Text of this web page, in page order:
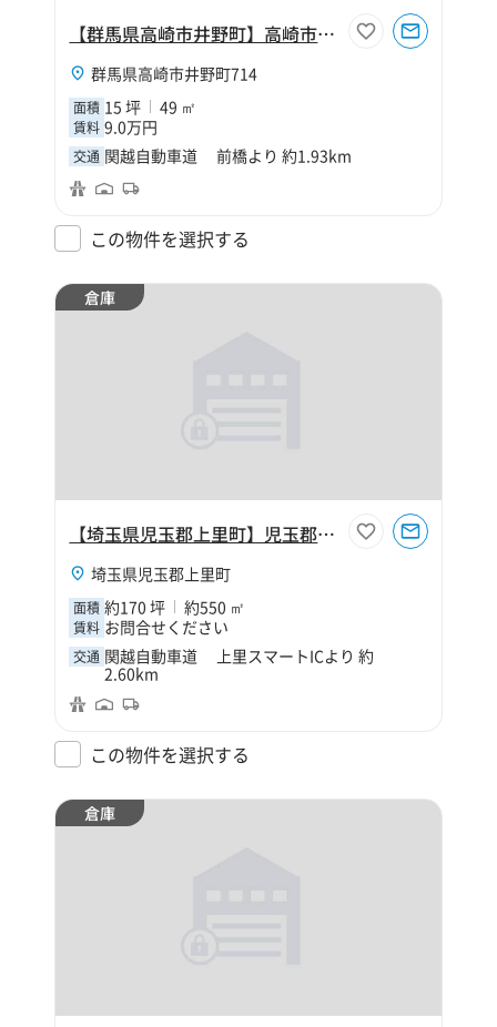
【群馬県高崎市井野町】高崎市井野町15坪倉庫
群馬県高崎市井野町714
面積 15 坪 49 ㎡
賃料 9.0万円
交通 関越自動車道 前橋より 約1.93km
この物件を選択する
倉庫
【埼玉県児玉郡上里町】児玉郡上里町大字金久保170坪倉庫
埼玉県児玉郡上里町
面積 約170 坪 約550 ㎡
賃料 お問合せください
交通 関越自動車道 上里スマートICより 約
2.60km
この物件を選択する
倉庫